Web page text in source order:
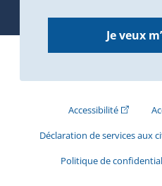
Je veux
Accessibilité(Cet
Déclaration de services aux
Politique de